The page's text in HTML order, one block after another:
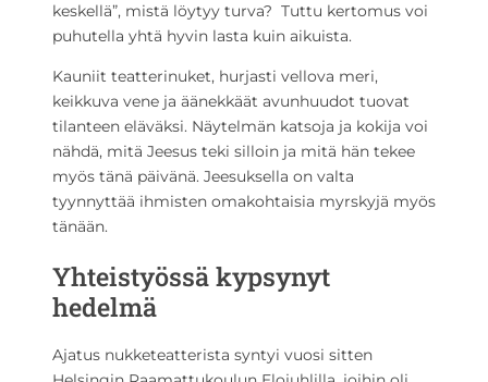
keskellä”, mistä löytyy turva? Tuttu kertomus voi
puhutella yhtä hyvin lasta kuin aikuista.
Kauniit teatterinuket, hurjasti vellova meri,
keikkuva vene ja äänekkäät avunhuudot tuovat
tilanteen eläväksi. Näytelmän katsoja ja kokija voi
nähdä, mitä Jeesus teki silloin ja mitä hän tekee
myös tänä päivänä. Jeesuksella on valta
tyynnyttää ihmisten omakohtaisia myrskyjä myös
tänään.
Yhteistyössä kypsynyt
hedelmä
Ajatus nukketeatterista syntyi vuosi sitten